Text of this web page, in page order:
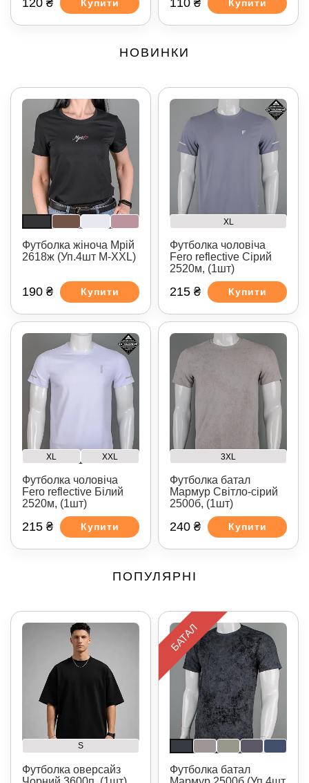
Купити Купити
НОВИНКИ
Футболка жіноча Мрій
2618ж (Уп.4шт M-XXL)
190 ₴ Купити
XL
Футболка чоловіча
Fero reflective Сірий
2520м, (1шт)
215 ₴ Купити
XL XXL
Футболка чоловіча
Fero reflective Білий
2520м, (1шт)
215 ₴ Купити
3XL
Футболка батал
Мармур Світло-сірий
2500б, (1шт)
240 ₴ Купити
ПОПУЛЯРНІ
S
Футболка оверсайз
БАТАЛ
Футболка батал